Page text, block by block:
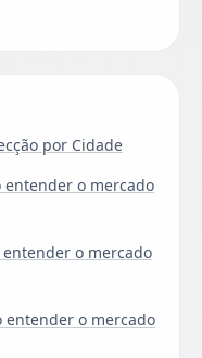
por Cidade
entender o mercado
o mercado
entender o mercado